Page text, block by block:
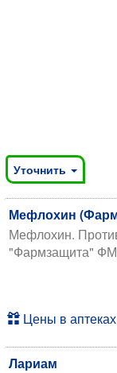
Уточнить
Мефлохин
Мефлохин.
"Фармзащита"
Цены в аптеках
Лариам